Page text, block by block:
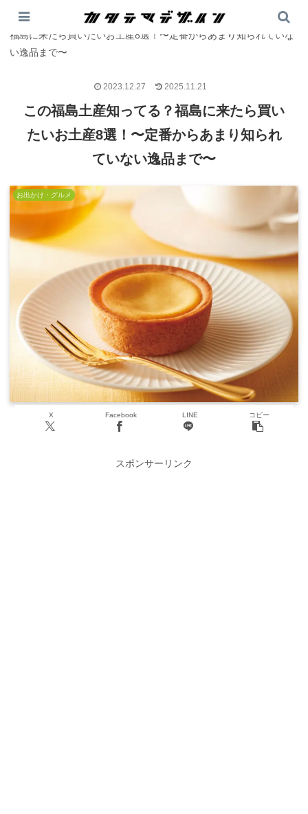
カタテマデザイン>お出かけ・グルメ >この福島土産知ってる？
福島に来たら買いたいお土産8選！〜定番からあまり知られていな
い逸品まで〜
この福島土産知ってる？福島に来たら買い
たいお土産8選！〜定番からあまり知られ
ていない逸品まで〜
お出かけ・グルメ
X Facebook LINE コピー
2023.12.27 2025.11.21
スポンサーリンク